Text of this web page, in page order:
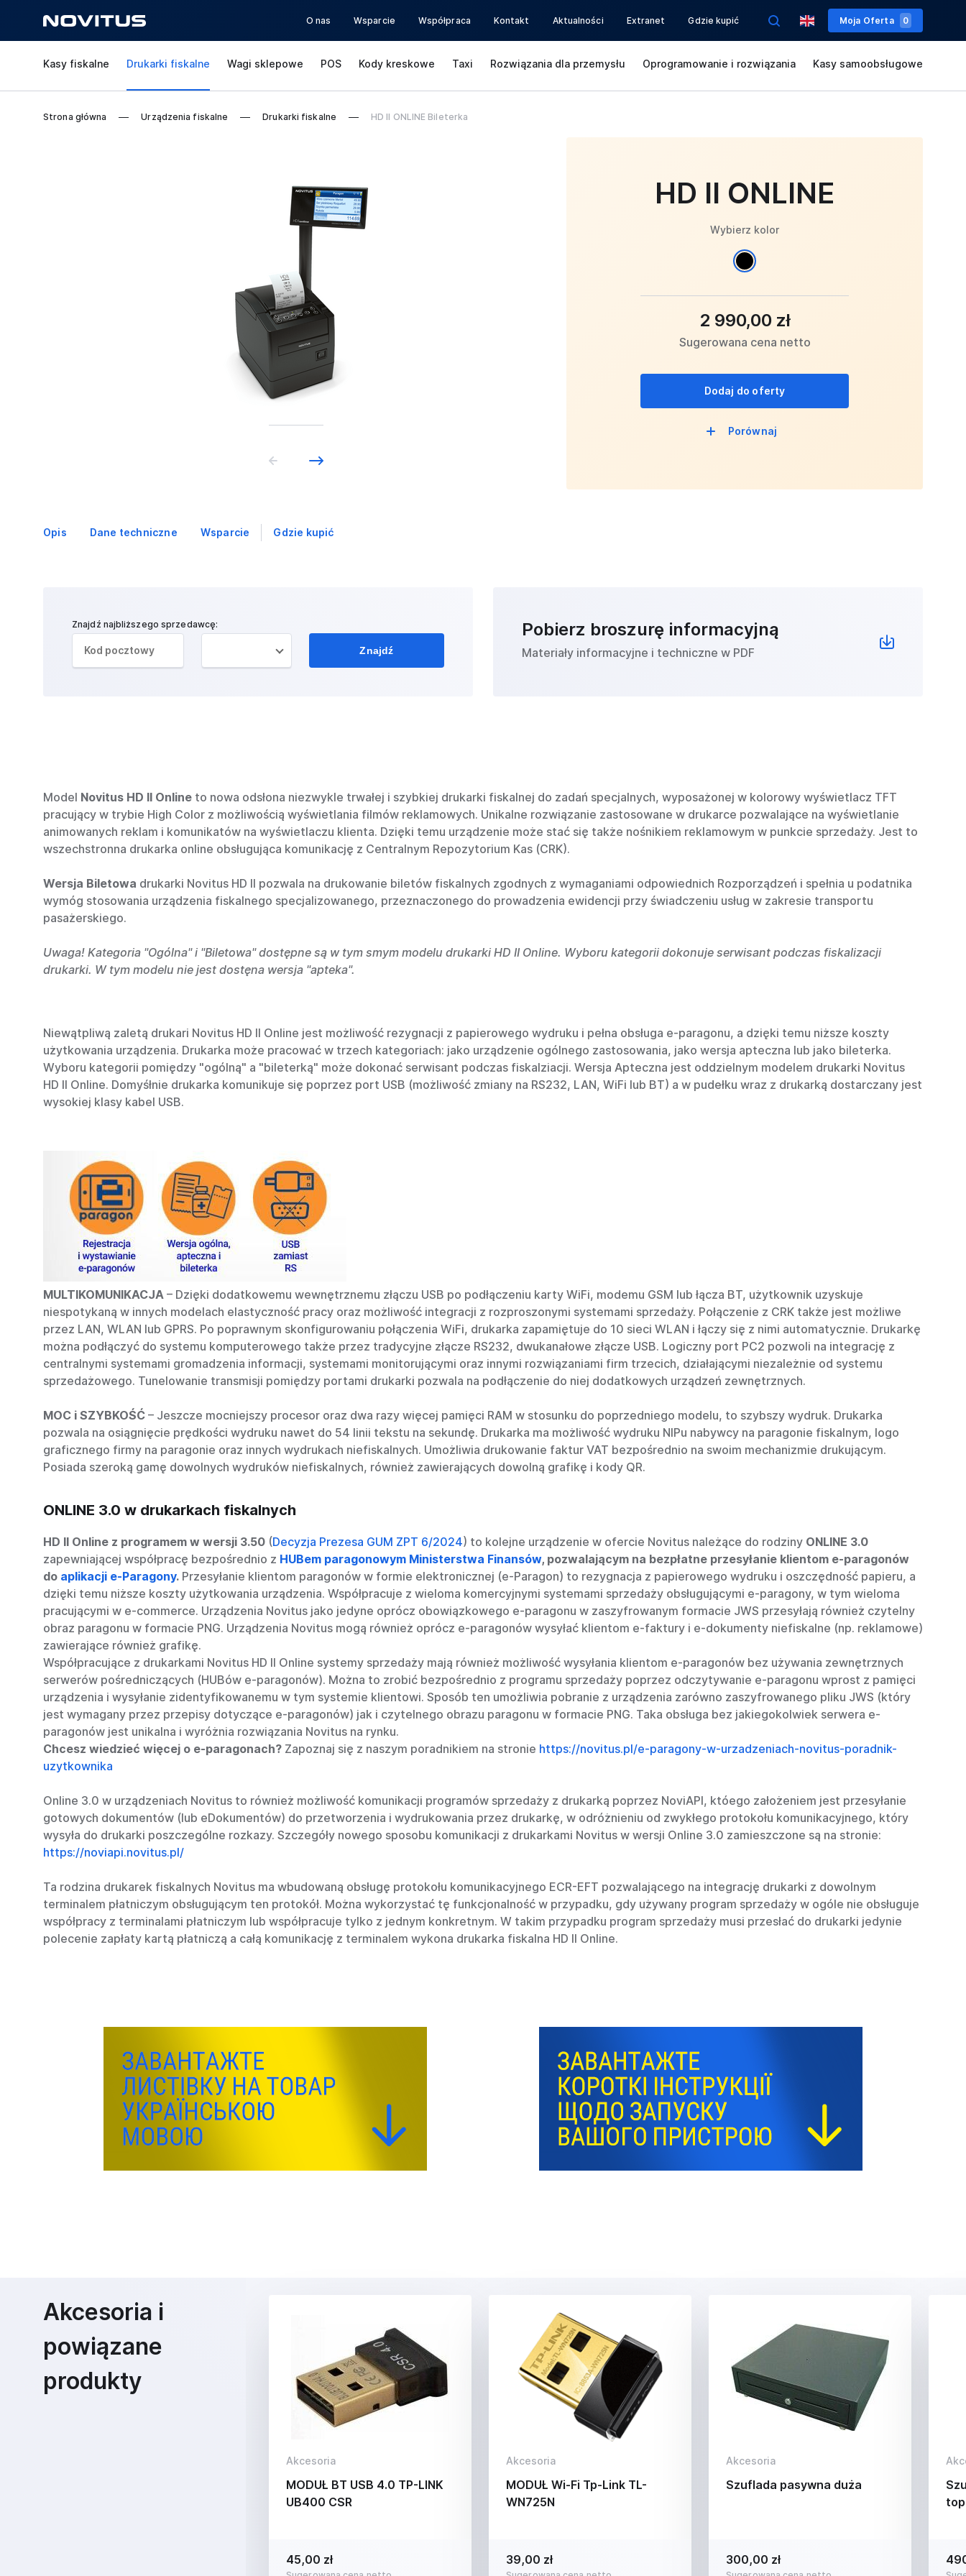
O nas Wsparcie Współpraca Kontakt Aktualności Extranet Gdzie kupić Moja Oferta 0
Kasy fiskalne Drukarki fiskalne Wagi sklepowe POS Kody kreskowe Taxi Rozwiązania dla przemysłu Oprogramowanie i rozwiązania Kasy samoobsługowe
Strona główna Urządzenia fiskalne Drukarki fiskalne HD II ONLINE Bileterka
HD II ONLINE
Wybierz kolor
2 990,00 zł
Sugerowana cena netto
Dodaj do oferty
Porównaj
Opis Dane techniczne Wsparcie Gdzie kupić
Znajdź najbliższego sprzedawcę:
Znajdź
Pobierz broszurę informacyjną
Materiały informacyjne i techniczne w PDF
Model Novitus HD II Online to nowa odsłona niezwykle trwałej i szybkiej drukarki fiskalnej do zadań specjalnych, wyposażonej w kolorowy wyświetlacz TFT
pracujący w trybie High Color z możliwością wyświetlania filmów reklamowych. Unikalne rozwiązanie zastosowane w drukarce pozwalające na wyświetlanie
animowanych reklam i komunikatów na wyświetlaczu klienta. Dzięki temu urządzenie może stać się także nośnikiem reklamowym w punkcie sprzedaży. Jest to
wszechstronna drukarka online obsługująca komunikację z Centralnym Repozytorium Kas (CRK).
Wersja Biletowa drukarki Novitus HD II pozwala na drukowanie biletów fiskalnych zgodnych z wymaganiami odpowiednich Rozporządzeń i spełnia u podatnika
wymóg stosowania urządzenia fiskalnego specjalizowanego, przeznaczonego do prowadzenia ewidencji przy świadczeniu usług w zakresie transportu
pasażerskiego.
Uwaga! Kategoria "Ogólna" i "Biletowa" dostępne są w tym smym modelu drukarki HD II Online. Wyboru kategorii dokonuje serwisant podczas fiskalizacji
drukarki. W tym modelu nie jest dostęna wersja "apteka".
Niewątpliwą zaletą drukari Novitus HD II Online jest możliwość rezygnacji z papierowego wydruku i pełna obsługa e-paragonu, a dzięki temu niższe koszty
użytkowania urządzenia. Drukarka może pracować w trzech kategoriach: jako urządzenie ogólnego zastosowania, jako wersja apteczna lub jako bileterka.
Wyboru kategorii pomiędzy "ogólną" a "bileterką" może dokonać serwisant podczas fiskalziacji. Wersja Apteczna jest oddzielnym modelem drukarki Novitus
HD II Online. Domyśłnie drukarka komunikuje się poprzez port USB (możliwość zmiany na RS232, LAN, WiFi lub BT) a w pudełku wraz z drukarką dostarczany jest
wysokiej klasy kabel USB.
MULTIKOMUNIKACJA – Dzięki dodatkowemu wewnętrznemu złączu USB po podłączeniu karty WiFi, modemu GSM lub łącza BT, użytkownik uzyskuje
niespotykaną w innych modelach elastyczność pracy oraz możliwość integracji z rozproszonymi systemami sprzedaży. Połączenie z CRK także jest możliwe
przez LAN, WLAN lub GPRS. Po poprawnym skonfigurowaniu połączenia WiFi, drukarka zapamiętuje do 10 sieci WLAN i łączy się z nimi automatycznie. Drukarkę
można podłączyć do systemu komputerowego także przez tradycyjne złącze RS232, dwukanałowe złącze USB. Logiczny port PC2 pozwoli na integrację z
centralnymi systemami gromadzenia informacji, systemami monitorującymi oraz innymi rozwiązaniami firm trzecich, działającymi niezależnie od systemu
sprzedażowego. Tunelowanie transmisji pomiędzy portami drukarki pozwala na podłączenie do niej dodatkowych urządzeń zewnętrznych.
MOC i SZYBKOŚĆ – Jeszcze mocniejszy procesor oraz dwa razy więcej pamięci RAM w stosunku do poprzedniego modelu, to szybszy wydruk. Drukarka
pozwala na osiągnięcie prędkości wydruku nawet do 54 linii tekstu na sekundę. Drukarka ma możliwość wydruku NIPu nabywcy na paragonie fiskalnym, logo
graficznego firmy na paragonie oraz innych wydrukach niefiskalnych. Umożliwia drukowanie faktur VAT bezpośrednio na swoim mechanizmie drukującym.
Posiada szeroką gamę dowolnych wydruków niefiskalnych, również zawierających dowolną grafikę i kody QR.
ONLINE 3.0 w drukarkach fiskalnych
HD II Online z programem w wersji 3.50 (Decyzja Prezesa GUM ZPT 6/2024) to kolejne urządzenie w ofercie Novitus należące do rodziny ONLINE 3.0
zapewniającej współpracę bezpośrednio z HUBem paragonowym Ministerstwa Finansów, pozwalającym na bezpłatne przesyłanie klientom e-paragonów
do aplikacji e-Paragony. Przesyłanie klientom paragonów w formie elektronicznej (e-Paragon) to rezygnacja z papierowego wydruku i oszczędność papieru, a
dzięki temu niższe koszty użytkowania urządzenia. Współpracuje z wieloma komercyjnymi systemami sprzedaży obsługującymi e-paragony, w tym wieloma
pracującymi w e-commerce. Urządzenia Novitus jako jedyne oprócz obowiązkowego e-paragonu w zaszyfrowanym formacie JWS przesyłają również czytelny
obraz paragonu w formacie PNG. Urządzenia Novitus mogą również oprócz e-paragonów wysyłać klientom e-faktury i e-dokumenty niefiskalne (np. reklamowe)
zawierające również grafikę.
Współpracujące z drukarkami Novitus HD II Online systemy sprzedaży mają również możliwość wysyłania klientom e-paragonów bez używania zewnętrznych
serwerów pośredniczących (HUBów e-paragonów). Można to zrobić bezpośrednio z programu sprzedaży poprzez odczytywanie e-paragonu wprost z pamięci
urządzenia i wysyłanie zidentyfikowanemu w tym systemie klientowi. Sposób ten umożliwia pobranie z urządzenia zarówno zaszyfrowanego pliku JWS (który
jest wymagany przez przepisy dotyczące e-paragonów) jak i czytelnego obrazu paragonu w formacie PNG. Taka obsługa bez jakiegokolwiek serwera e-
paragonów jest unikalna i wyróżnia rozwiązania Novitus na rynku.
Chcesz wiedzieć więcej o e-paragonach? Zapoznaj się z naszym poradnikiem na stronie https://novitus.pl/e-paragony-w-urzadzeniach-novitus-poradnik-
uzytkownika
Online 3.0 w urządzeniach Novitus to również możliwość komunikacji programów sprzedaży z drukarką poprzez NoviAPI, któego założeniem jest przesyłanie
gotowych dokumentów (lub eDokumentów) do przetworzenia i wydrukowania przez drukarkę, w odróżnieniu od zwykłego protokołu komunikacyjnego, który
wysyła do drukarki poszczególne rozkazy. Szczegóły nowego sposobu komunikacji z drukarkami Novitus w wersji Online 3.0 zamieszczone są na stronie:
https://noviapi.novitus.pl/
Ta rodzina drukarek fiskalnych Novitus ma wbudowaną obsługę protokołu komunikacyjnego ECR-EFT pozwalającego na integrację drukarki z dowolnym
terminalem płatniczym obsługującym ten protokół. Można wykorzystać tę funkcjonalność w przypadku, gdy używany program sprzedaży w ogóle nie obsługuje
współpracy z terminalami płatniczym lub współpracuje tylko z jednym konkretnym. W takim przypadku program sprzedaży musi przesłać do drukarki jedynie
polecenie zapłaty kartą płatniczą a całą komunikację z terminalem wykona drukarka fiskalna HD II Online.
Akcesoria i
powiązane
produkty
Akcesoria
MODUŁ BT USB 4.0 TP-LINK
UB400 CSR
45,00 zł
Akcesoria
MODUŁ Wi-Fi Tp-Link TL-
WN725N
39,00 zł
Akcesoria
Szuflada pasywna duża
300,00 zł
top